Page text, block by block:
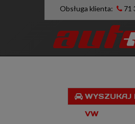
Obsługa klienta: 71
WYSZUKAJ
VW